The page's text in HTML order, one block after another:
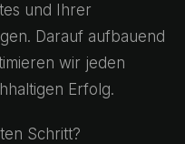
und Ihrer
Darauf aufbauend
wir jeden
Erfolg.
Schritt?